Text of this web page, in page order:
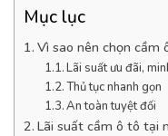
Mục lục
Vì sao nên chọn cầm
Lãi suất ưu đãi,
Thủ tục nhanh gọn
An toàn tuyệt đối
Lãi suất cầm ô tô tại